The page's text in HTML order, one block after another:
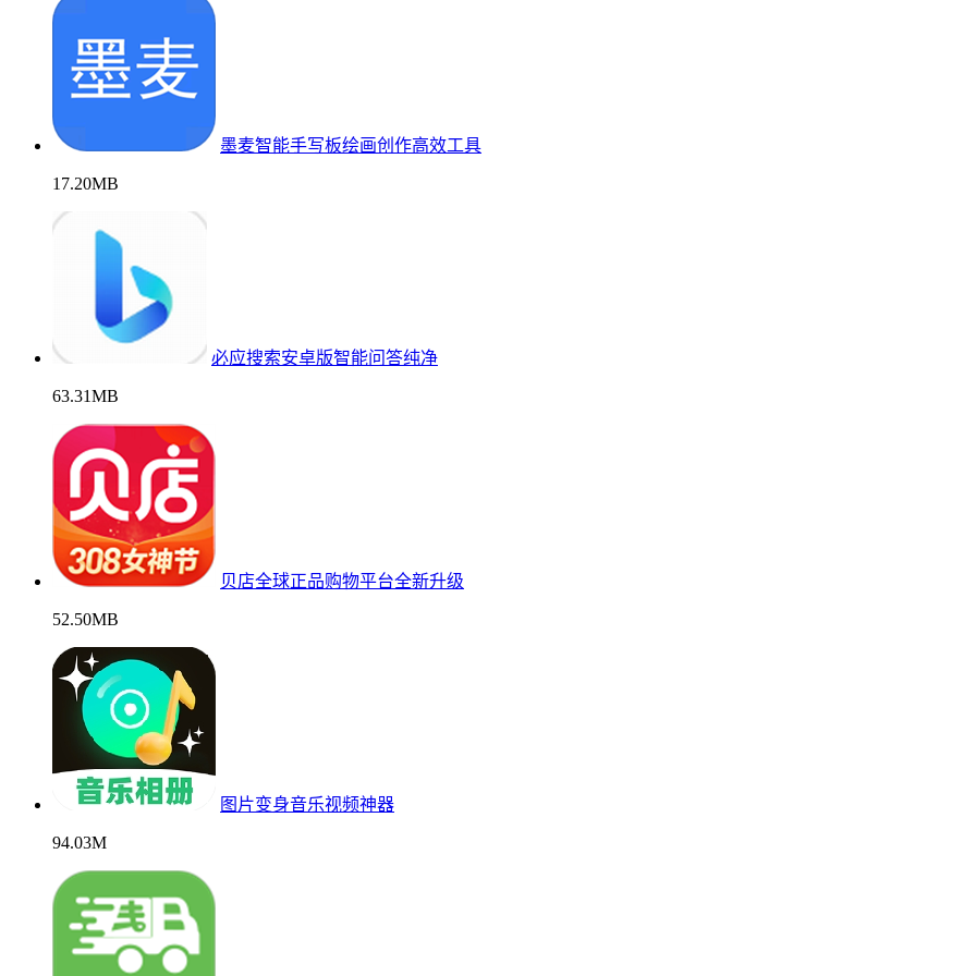
墨麦智能手写板绘画创作高效工具
17.20MB
必应搜索安卓版智能问答纯净
63.31MB
贝店全球正品购物平台全新升级
52.50MB
图片变身音乐视频神器
94.03M